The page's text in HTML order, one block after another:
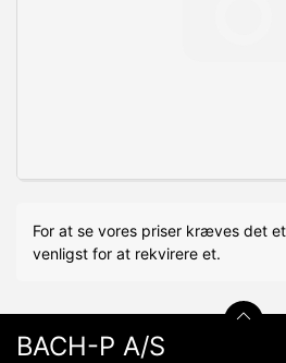
For at se vores priser kræves det
venligst for at rekvirere et.
BACH-P A/S